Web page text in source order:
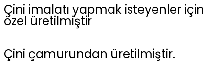
Çini imalatı yapmak isteyenler için
özel üretilmiştir
Çini çamurundan üretilmiştir.